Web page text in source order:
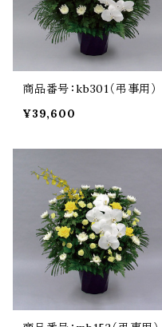
商品番号：kb301（弔事用）
¥39,600